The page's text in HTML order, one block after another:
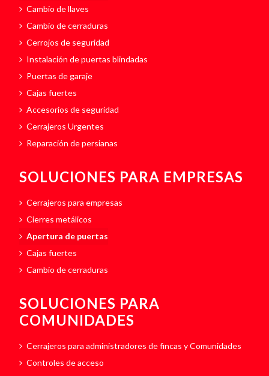
Cambio de llaves
Cambio de cerraduras
Cerrojos de seguridad
Instalación de puertas blindadas
Puertas de garaje
Cajas fuertes
Accesorios de seguridad
Cerrajeros Urgentes
Reparación de persianas
SOLUCIONES PARA EMPRESAS
Cerrajeros para empresas
Cierres metálicos
Apertura de puertas
Cajas fuertes
Cambio de cerraduras
SOLUCIONES PARA
COMUNIDADES
Cerrajeros para administradores de fincas y Comunidades
Controles de acceso